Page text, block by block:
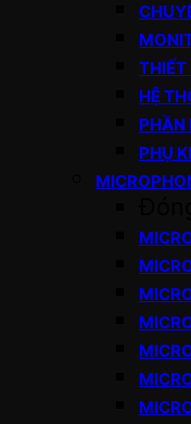
THIẾT
HỆ
PHẦN
PHỤ